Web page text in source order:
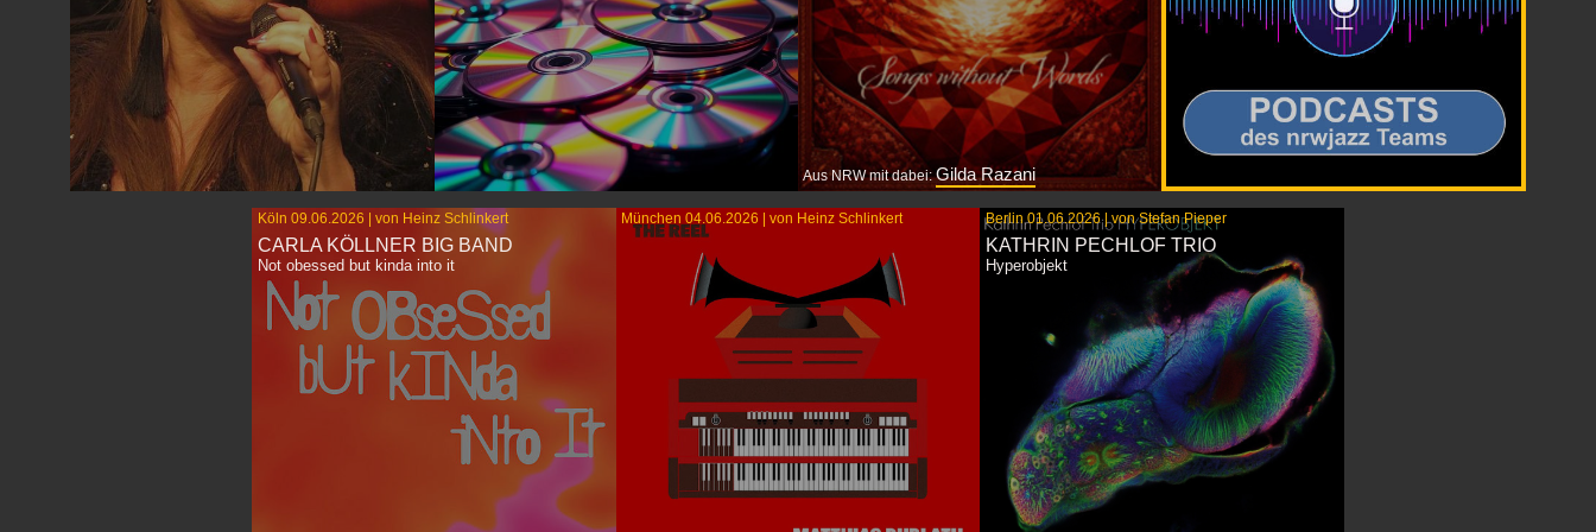
Am 13. Juni 2026 gastierte die Straight Ahead
Bigband im Bochumer Kulturrat mit einer
Hommage an Count Basie.
Neue Releases und Wiederentdeckungen
von Airto Moreira & Ricardo Bacelar feat.
Flora Purim, Black Dog Groove Society,
Tovte, Stephan-Max Wirth...
Eine Musik der feinen Übergänge:
atmosphärisch dicht, kulturell vielschichtig
und gerade deshalb bemerkenswert
eigenständig.
Aus NRW mit dabei:Gilda Razani
Köln 09.06.2026 | von Heinz Schlinkert
CARLA KÖLLNER BIG BAND
Not obessed but kinda into it
München 04.06.2026 | von Heinz Schlinkert Berlin 01.06.2026 | von Stefan Pieper
KATHRIN PECHLOF TRIO
Hyperobjekt